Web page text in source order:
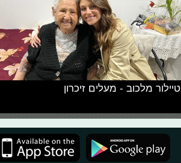
טיילור מלכוב - מעלים זיכרון